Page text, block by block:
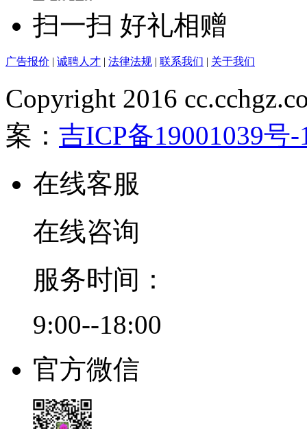
扫一扫 好礼相赠
广告报价 | 诚聘人才 | 法律法规 | 联系我们 | 关于我们
Copyright 2016
案： 吉ICP备19001039号-
在线客服
在线咨询
服务时间：
9:00--18:00
官方微信